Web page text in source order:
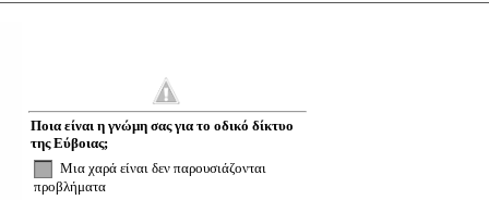
Ποια είναι η γνώμη σας για το οδικό δίκτυο
της Εύβοιας;
Μια χαρά είναι δεν παρουσιάζονται
προβλήματα